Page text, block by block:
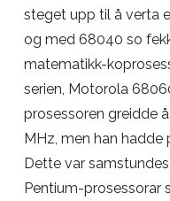
steget upp til å verta
og med 68040 so
matematikk-
serien, Motorola
prosessoren greidde
MHz, men han
Dette var
Pentium-prosessorar